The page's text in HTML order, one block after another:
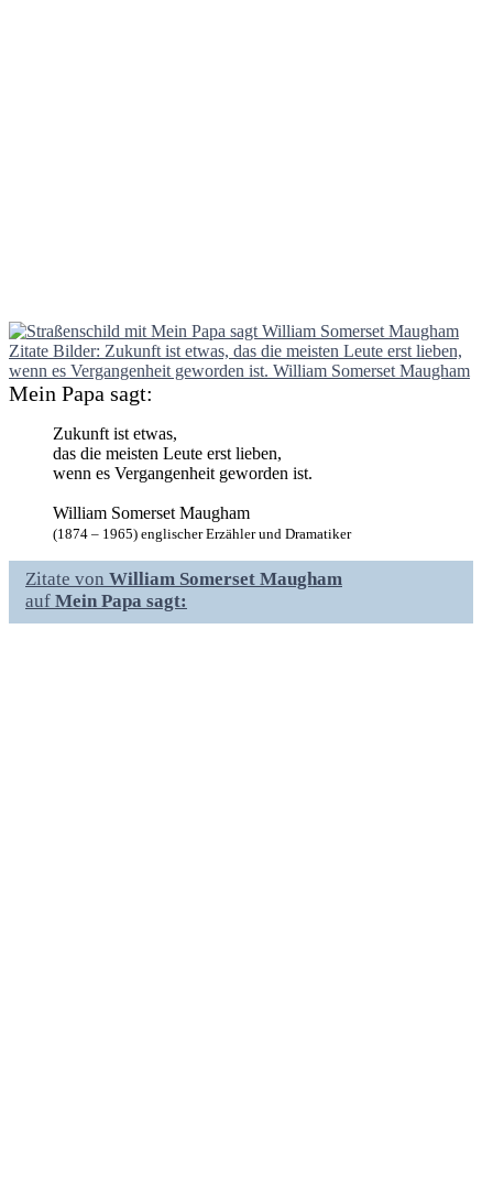
Mein Papa sagt:
Zukunft ist etwas,
das die meisten Leute erst lieben,
wenn es Vergangenheit geworden ist.
William Somerset Maugham
(1874 – 1965) englischer Erzähler und Dramatiker
Zitate von William Somerset Maugham
auf Mein Papa sagt: